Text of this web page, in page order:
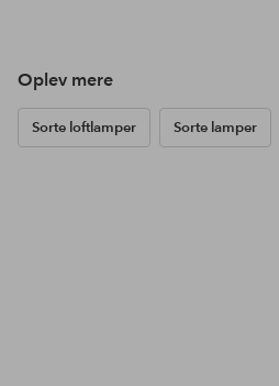
Oplev mere
Sorte loftlamper Sorte lamper